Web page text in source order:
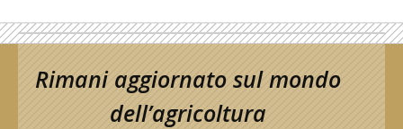
Rimani aggiornato sul mondo
dell’agricoltura